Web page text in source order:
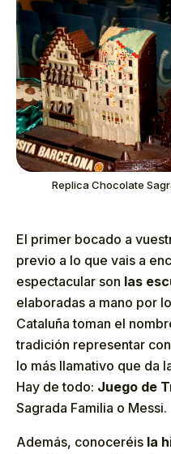
Replica Chocolate
El primer bocado a
previo a lo que vais a
espectacular son las
elaboradas a mano por
Cataluña toman el
tradición representar
lo más llamativo que da
Hay de todo: Juego de
Sagrada Familia o Messi.
Además, conoceréis la